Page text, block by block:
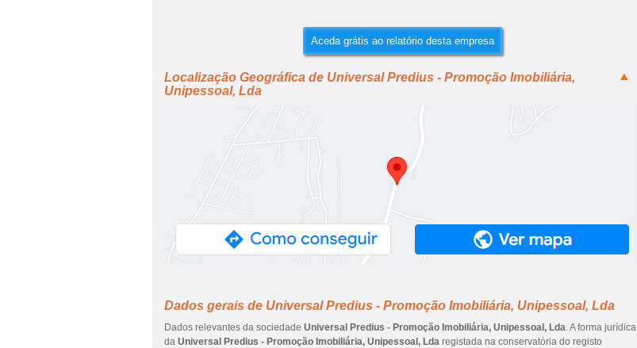
Aceda grátis ao relatório desta empresa
Localização Geográfica de Universal Predius - Promoção Imobiliária,
Unipessoal, Lda
Dados gerais de Universal Predius - Promoção Imobiliária, Unipessoal, Lda
Dados relevantes da sociedade Universal Predius - Promoção Imobiliária, Unipessoal, Lda. A forma jurídica
da Universal Predius - Promoção Imobiliária, Unipessoal, Lda registada na conservatória do registo